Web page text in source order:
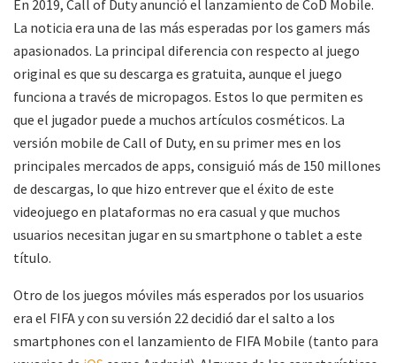
En 2019, Call of Duty anunció el lanzamiento de CoD Mobile.
La noticia era una de las más esperadas por los gamers más
apasionados. La principal diferencia con respecto al juego
original es que su descarga es gratuita, aunque el juego
funciona a través de micropagos. Estos lo que permiten es
que el jugador puede a muchos artículos cosméticos. La
versión mobile de Call of Duty, en su primer mes en los
principales mercados de apps, consiguió más de 150 millones
de descargas, lo que hizo entrever que el éxito de este
videojuego en plataformas no era casual y que muchos
usuarios necesitan jugar en su smartphone o tablet a este
título.
Otro de los juegos móviles más esperados por los usuarios
era el FIFA y con su versión 22 decidió dar el salto a los
smartphones con el lanzamiento de FIFA Mobile (tanto para